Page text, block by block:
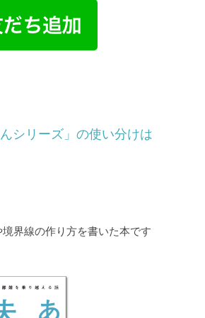
シリーズ」の使い分けは
境界線の作り方を書いた本です